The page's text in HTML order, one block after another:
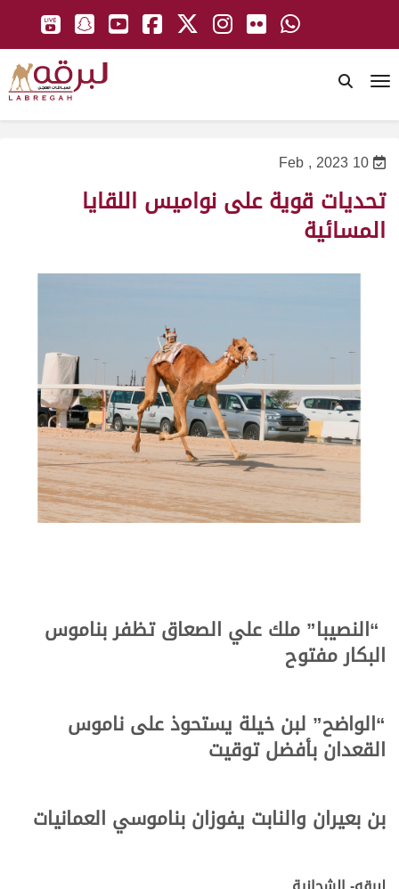
10 Feb , 2023
تحديات قوية على نواميس اللقايا
المسائية
“النصيبا” ملك علي الصعاق تظفر بناموس
البكار مفتوح
“الواضح” لبن خيلة يستحوذ على ناموس
القعدان بأفضل توقيت
بن بعيران والنابت يفوزان بناموسي العمانيات